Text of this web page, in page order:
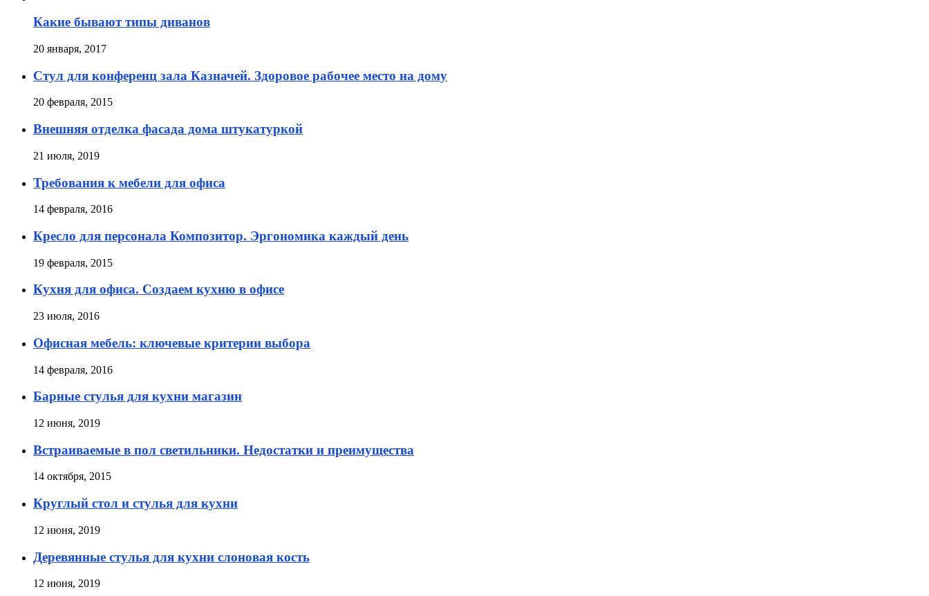
Какие бывают типы диванов
20 января, 2017
Стул для конференц зала Казначей. Здоровое рабочее место на дому
20 февраля, 2015
Внешняя отделка фасада дома штукатуркой
21 июля, 2019
Требования к мебели для офиса
14 февраля, 2016
Кресло для персонала Композитор. Эргономика каждый день
19 февраля, 2015
Кухня для офиса. Создаем кухню в офисе
23 июля, 2016
Офисная мебель: ключевые критерии выбора
14 февраля, 2016
Барные стулья для кухни магазин
12 июня, 2019
Встраиваемые в пол светильники. Недостатки и преимущества
14 октября, 2015
Круглый стол и стулья для кухни
12 июня, 2019
Деревянные стулья для кухни слоновая кость
12 июня, 2019